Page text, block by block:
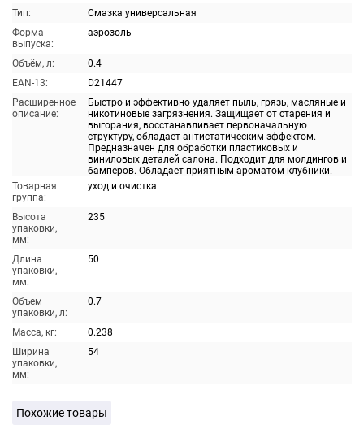
Тип:
Смазка универсальная
Форма
выпуска:
аэрозоль
Объём, л:
0.4
EAN-13:
D21447
Расширенное
описание:
Быстро и эффективно удаляет пыль, грязь, масляные и
никотиновые загрязнения. Защищает от старения и
выгорания, восстанавливает первоначальную
структуру, обладает антистатическим эффектом.
Предназначен для обработки пластиковых и
виниловых деталей салона. Подходит для молдингов и
бамперов. Обладает приятным ароматом клубники.
Товарная
группа:
уход и очистка
Высота
упаковки,
мм:
235
Длина
упаковки,
мм:
50
Объем
упаковки, л:
0.7
Масса, кг:
0.238
Ширина
упаковки,
мм:
54
Похожие товары